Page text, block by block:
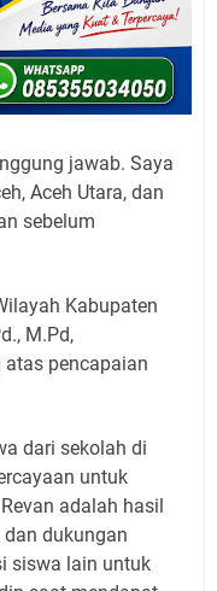
jawab. Saya
Aceh Utara, dan
sebelum
Kabupaten
M.Pd,
pencapaian
dari sekolah di
untuk
adalah hasil
dan dukungan
siswa lain untuk